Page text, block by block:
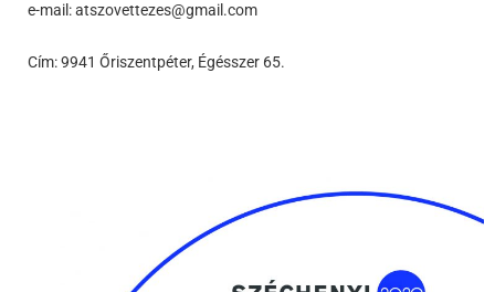
e-mail: atszovettezes@gmail.com
Cím: 9941 Őriszentpéter, Égésszer 65.